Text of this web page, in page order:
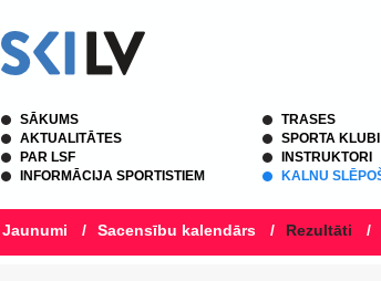
SĀKUMS
AKTUALITĀTES
PAR LSF
INFORMĀCIJA SPORTISTIEM
TRASES
SPORTA
INSTRUKTORI
KALNU
Jaunumi / Sacensību kalendārs / Rezultāti /